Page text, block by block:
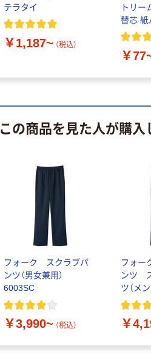
テラタイ
￥1,187~ （税込）
トリー
替芯 紙
￥
この商品を見た人が購入
フォーク スクラブパ
ンツ（男女兼用）
6003SC
￥3,990~ （税込）
フォー
ンツ
ツ（メ
￥